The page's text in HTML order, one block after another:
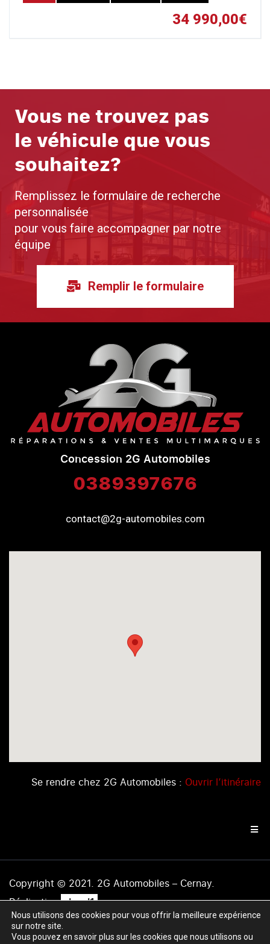
34 990,00€
Vous ne trouvez pas
le véhicule que vous
souhaitez?
Remplissez le formulaire de recherche
personnalisée
pour vous faire accompagner par notre
équipe
Remplir le formulaire
Concession 2G Automobiles
0389397676
contact@2g-automobiles.com
Se rendre chez 2G Automobiles : Ouvrir l’itinéraire
Copyright © 2021. 2G Automobiles – Cernay.
Réalisation .level1
Mentions légales|Politique de confidentialité|Plan du
site
Nous utilisons des cookies pour vous offrir la meilleure expérience
sur notre site.
Vous pouvez en savoir plus sur les cookies que nous utilisons ou